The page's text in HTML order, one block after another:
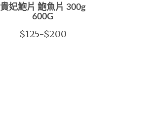
貴妃鮑片 鮑魚片 300g
600G
$125-$200